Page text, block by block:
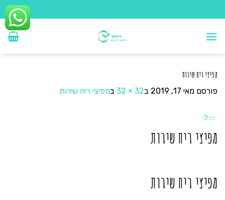
to
content
מפיצי ריח שירות
פורסם מאי 17, 2019 ב32 × 32 במפיצי ריח שירות
מפיצי ריח שירות
מפיצי ריח שירות